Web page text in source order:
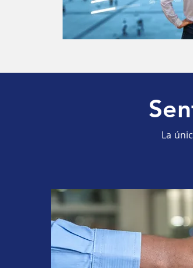
Ofrece la
Garantiza
Acelerar la
La